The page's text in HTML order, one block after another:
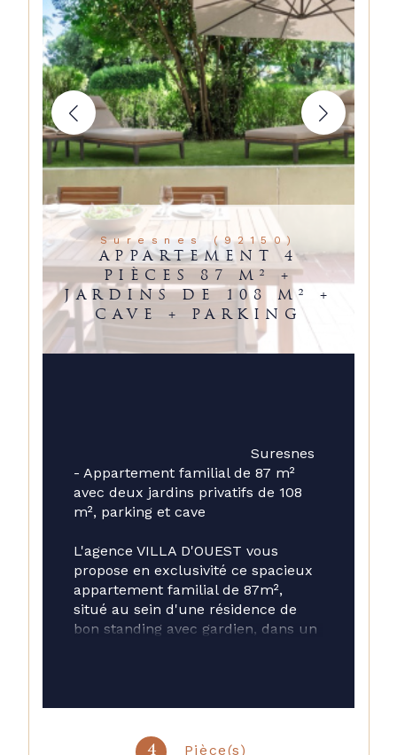
Suresnes (92150)
APPARTEMENT 4
PIÈCES 87 M² +
JARDINS DE 108 M² +
CAVE + PARKING
4 Pièce(s)
                                        Suresnes
- Appartement familial de 87 m²
avec deux jardins privatifs de 108
m², parking et cave
L'agence VILLA D'OUEST vous
propose en exclusivité ce spacieux
appartement familial de 87m²,
situé au sein d'une résidence de
bon standing avec gardien, dans un
deux jardins privatifs totalisant